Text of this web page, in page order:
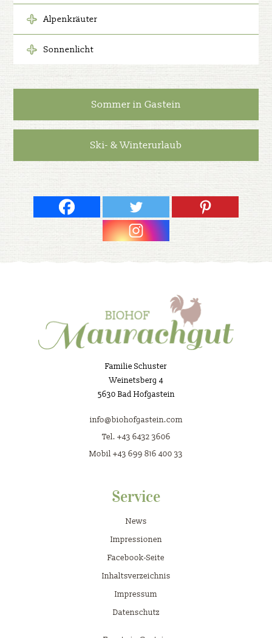
Alpenkräuter
Sonnenlicht
Sommer in Gastein
Ski- & Winterurlaub
Familie Schuster
Weinetsberg 4
5630 Bad Hofgastein
info@biohofgastein.com
Tel. +43 6432 3606
Mobil +43 699 816 400 33
Service
News
Impressionen
Facebook-Seite
Inhaltsverzeichnis
Impressum
Datenschutz